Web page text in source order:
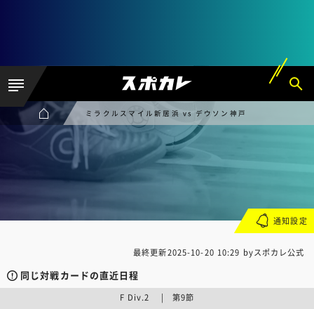
ミラクルスマイル新居浜 vs デウソン神戸
最終更新2025-10-20 10:29 byスポカレ公式
同じ対戦カードの直近日程
F Div.2 | 第9節
通知設定